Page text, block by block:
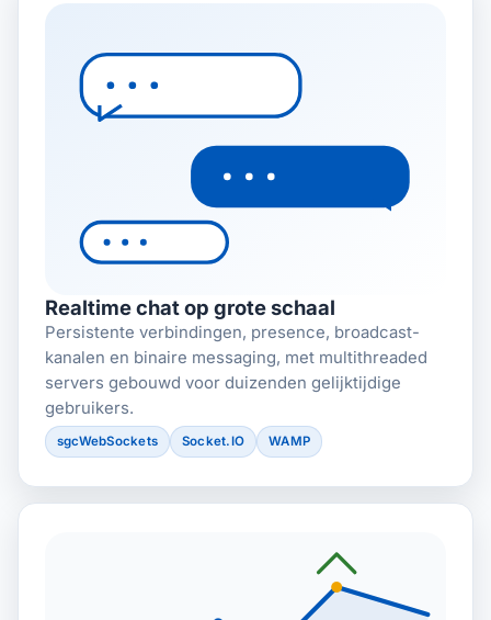
Realtime chat op grote schaal
Persistente verbindingen, presence, broadcast-
kanalen en binaire messaging, met multithreaded
servers gebouwd voor duizenden gelijktijdige
gebruikers.
sgcWebSockets Socket.IO WAMP